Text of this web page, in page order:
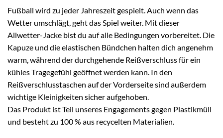
bis
48,50 €
Fußball wird zu jeder Jahreszeit gespielt. Auch wenn das
Wetter umschlägt, geht das Spiel weiter. Mit dieser
Allwetter-Jacke bist du auf alle Bedingungen vorbereitet. Die
Kapuze und die elastischen Bündchen halten dich angenehm
warm, während der durchgehende Reißverschluss für ein
kühles Tragegefühl geöffnet werden kann. In den
Reißverschlusstaschen auf der Vorderseite sind außerdem
wichtige Kleinigkeiten sicher aufgehoben.
Das Produkt ist Teil unseres Engagements gegen Plastikmüll
und besteht zu 100 % aus recycelten Materialien.